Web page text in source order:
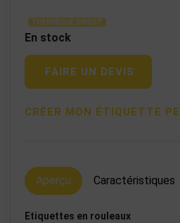
THERMIQUE DIRECT
En stock
FAIRE UN DEVIS
CRÉER MON ÉTIQUETTE
Aperçu Caractéristiques
Etiquettes en rouleaux